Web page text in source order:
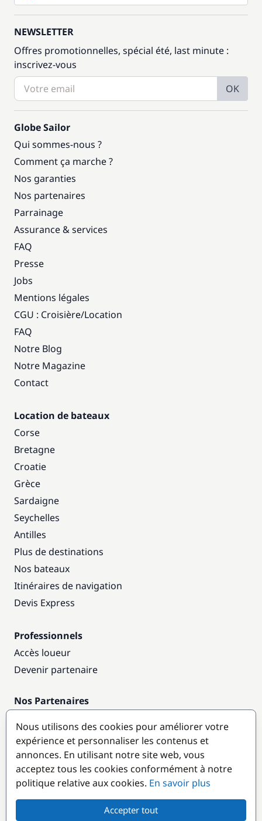
NEWSLETTER
Offres promotionnelles, spécial été, last minute :
inscrivez-vous
OK
Globe Sailor
Qui sommes-nous ?
Comment ça marche ?
Nos garanties
Nos partenaires
Parrainage
Assurance & services
FAQ
Presse
Jobs
Mentions légales
CGU : Croisière/Location
FAQ
Notre Blog
Notre Magazine
Contact
Location de bateaux
Corse
Bretagne
Croatie
Grèce
Sardaigne
Seychelles
Antilles
Plus de destinations
Nos bateaux
Itinéraires de navigation
Devis Express
Professionnels
Accès loueur
Devenir partenaire
Nos Partenaires
Destinations populaires
Nous utilisons des cookies pour améliorer votre
expérience et personnaliser les contenus et
annonces. En utilisant notre site web, vous
acceptez tous les cookies conformément à notre
politique relative aux cookies. En savoir plus
Accepter tout